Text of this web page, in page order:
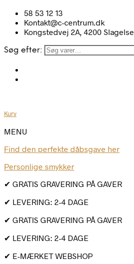
58 53 12 13
Kontakt@c-centrum.dk
Kongstedvej 2A, 4200 Slagelse
Søg efter:
Kurv
MENU
Find den perfekte dåbsgave her
Personlige smykker
✔ GRATIS GRAVERING PÅ GAVER
✔ LEVERING: 2-4 DAGE
✔ GRATIS GRAVERING PÅ GAVER
✔ LEVERING: 2-4 DAGE
✔ E-MÆRKET WEBSHOP